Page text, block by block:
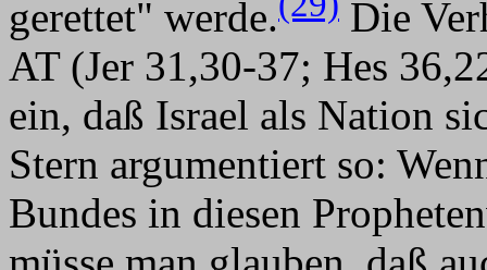
gerettet" werde.
Die
AT (Jer 31,30-37; Hes
ein, daß Israel als Nation
Stern argumentiert so:
Bundes in diesen